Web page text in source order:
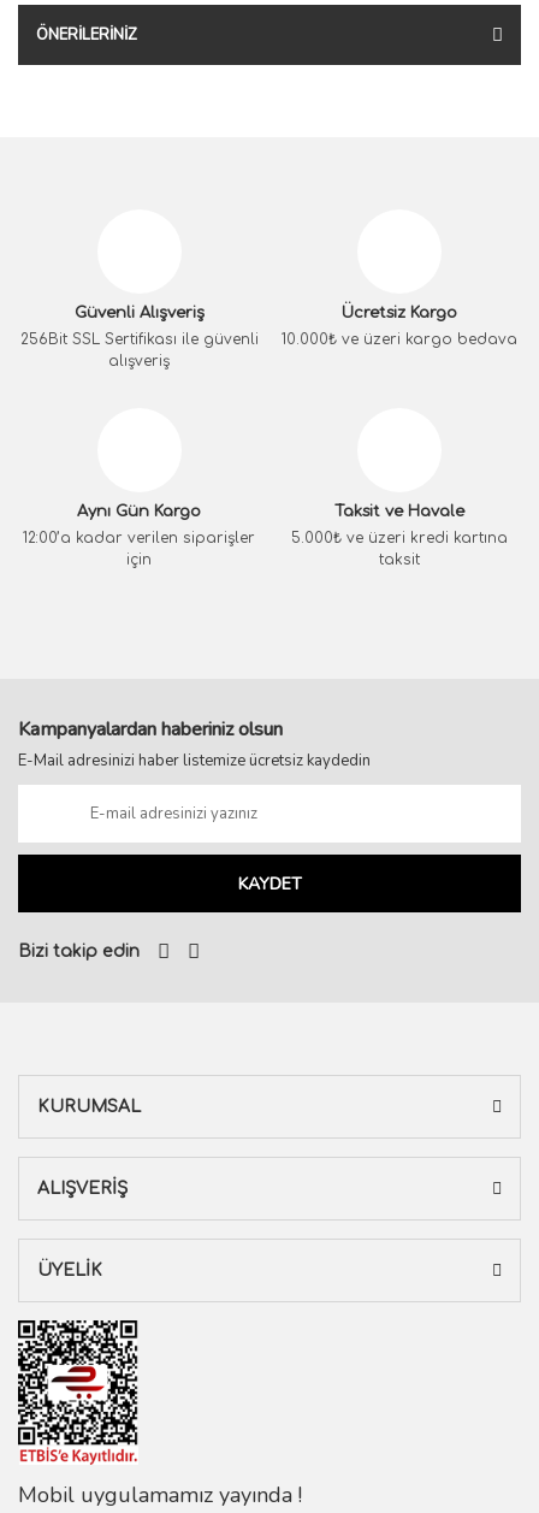
ÖNERILERINIZ
Güvenli Alışveriş
256Bit SSL Sertifikası ile güvenli
alışveriş
Ücretsiz Kargo
10.000₺ ve üzeri kargo bedava
Aynı Gün Kargo
12:00’a kadar verilen siparişler
için
Taksit ve Havale
5.000₺ ve üzeri kredi kartına
taksit
Kampanyalardan haberiniz olsun
E-Mail adresinizi haber listemize ücretsiz kaydedin
KAYDET
Bizi takip edin
KURUMSAL
ALIŞVERİŞ
ÜYELİK
Mobil uygulamamız yayında !